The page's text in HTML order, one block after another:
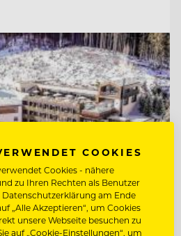
COOKIES
Cookies - nähere
zu Ihren Rechten als Benutzer
Datenschutzerklärung am Ende
„Alle Akzeptieren“, um Cookies
unsere Webseite besuchen zu
auf „Cookie-Einstellungen“, um